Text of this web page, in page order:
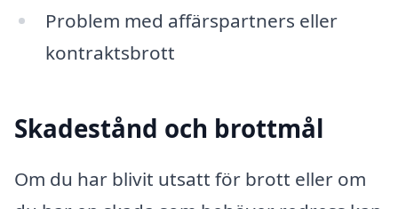
Problem med affärspartners eller
kontraktsbrott
Skadestånd och brottmål
Om du har blivit utsatt för brott eller om